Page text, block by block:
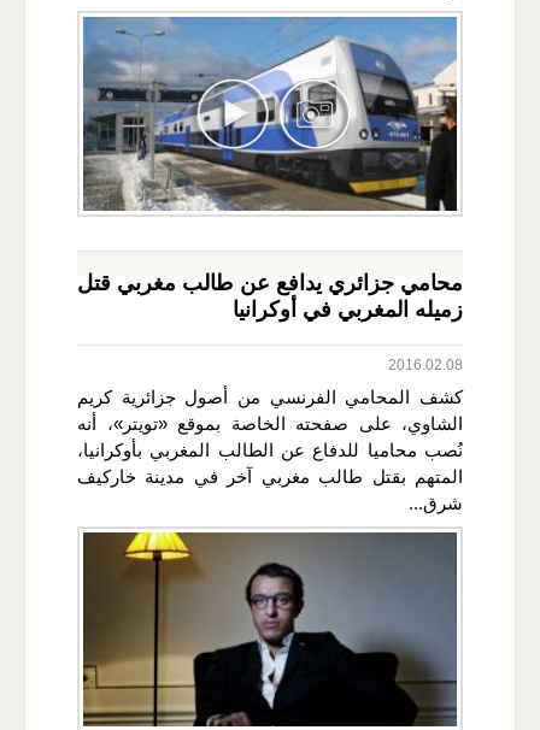
محامي جزائري يدافع عن طالب مغربي قتل
زميله المغربي في أوكرانيا
2016.02.08
كشف المحامي الفرنسي من أصول جزائرية كريم
الشاوي، على صفحته الخاصة بموقع «تويتر»، أنه
نُصب محاميا للدفاع عن الطالب المغربي بأوكرانيا،
المتهم بقتل طالب مغربي آخر في مدينة خاركيف
شرق...